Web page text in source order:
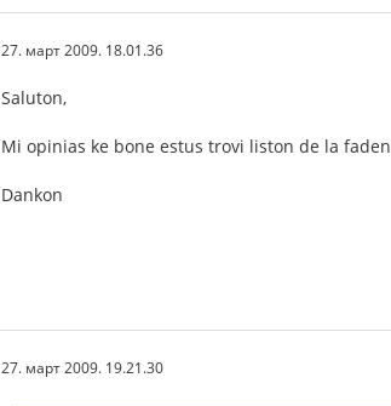
27. март 2009. 18.01.36
Saluton,
Mi opinias ke bone estus trovi liston de la
Dankon
27. март 2009. 19.21.30